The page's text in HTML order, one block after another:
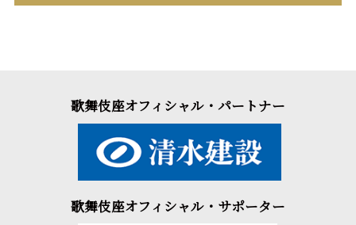
歌舞伎座オフィシャル・パートナー
歌舞伎座オフィシャル・サポーター